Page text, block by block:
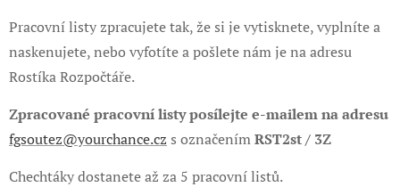
Pracovní listy zpracujete tak, že si je vytisknete, vyplníte a
naskenujete, nebo vyfotíte a pošlete nám je na adresu
Rostíka Rozpočtáře.
Zpracované pracovní listy posílejte e-mailem na adresu
fgsoutez@yourchance.cz s označenímRST2st / 3Z
Chechtáky dostanete až za 5 pracovní listů.